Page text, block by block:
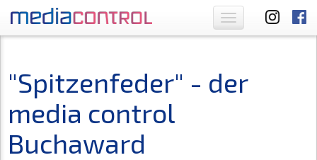
Toggle
navigation
"Spitzenfeder" - der
media control
Buchaward